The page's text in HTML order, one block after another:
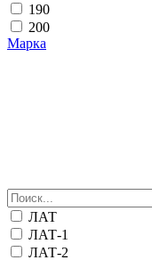
190
200
Марка
ЛАТ
ЛАТ-1
ЛАТ-2